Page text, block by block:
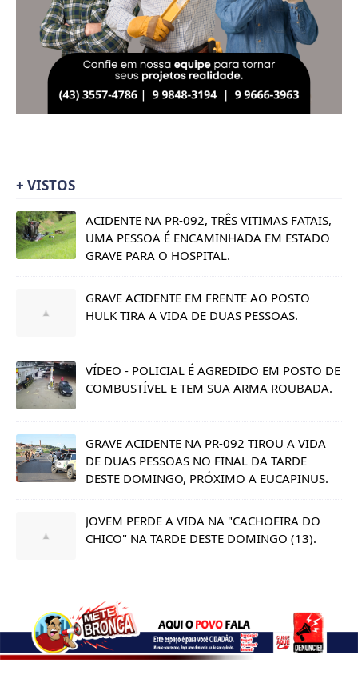
+ VISTOS
ACIDENTE NA PR-092, TRÊS VITIMAS FATAIS,
UMA PESSOA É ENCAMINHADA EM ESTADO
GRAVE PARA O HOSPITAL.
GRAVE ACIDENTE EM FRENTE AO POSTO
HULK TIRA A VIDA DE DUAS PESSOAS.
VÍDEO - POLICIAL É AGREDIDO EM POSTO DE
COMBUSTÍVEL E TEM SUA ARMA ROUBADA.
GRAVE ACIDENTE NA PR-092 TIROU A VIDA
DE DUAS PESSOAS NO FINAL DA TARDE
DESTE DOMINGO, PRÓXIMO A EUCAPINUS.
JOVEM PERDE A VIDA NA "CACHOEIRA DO
CHICO" NA TARDE DESTE DOMINGO (13).